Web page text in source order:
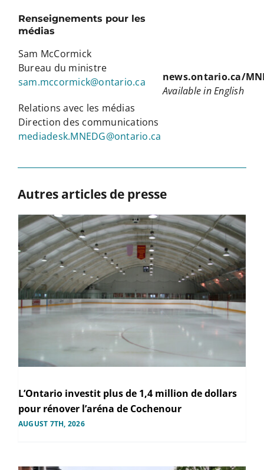
Renseignements pour les
médias
Sam McCormick
Bureau du ministre
sam.mccormick@ontario.ca
Relations avec les médias
Direction des communications
mediadesk.MNEDG@ontario.ca
news.ontario.ca/
Available in English
Autres articles de presse
L’Ontario investit plus de 1,4 million de dollars
pour rénover l’aréna de Cochenour
AUGUST 7TH, 2026